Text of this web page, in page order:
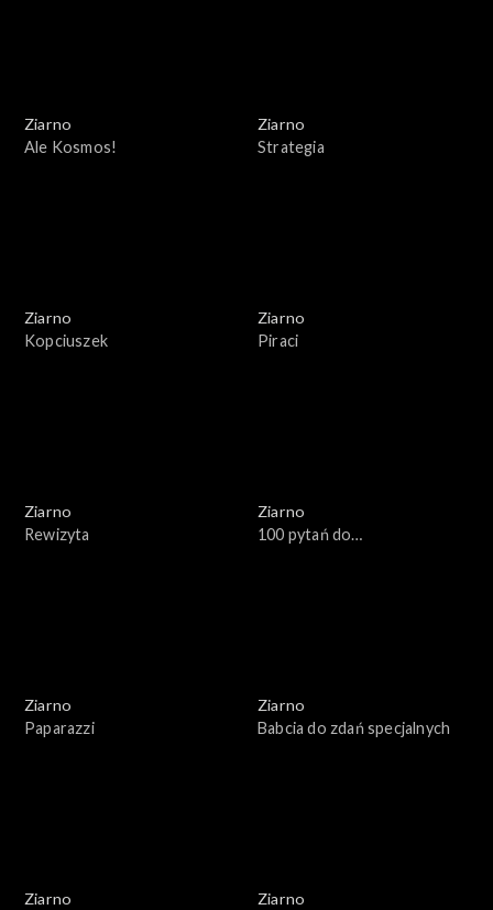
Ziarno
Ale Kosmos!
Ziarno
Strategia
Ziarno
Kopciuszek
Ziarno
Piraci
Ziarno
Rewizyta
Ziarno
100 pytań do…
Ziarno
Paparazzi
Ziarno
Babcia do zdań specjalnych
Ziarno
Ziarno